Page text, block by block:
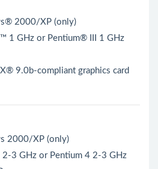
2000/XP (only)
1 GHz or Pentium® III 1 GHz
9.0b-compliant graphics card
2000/XP (only)
2-3 GHz or Pentium 4 2-3 GHz